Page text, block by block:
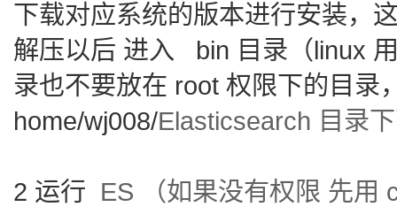
下载对应系统的版本进行安装，
解压以后 进入 bin 目录（linux
录也不要放在 root 权限下的目录
home/wj008/Elasticsearch 目录
2 运行 ES （如果没有权限 先用